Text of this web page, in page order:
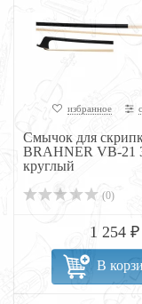
избранное
Смычок для
BRAHNER VB-21
круглый
(0)
1 254 ₽
В